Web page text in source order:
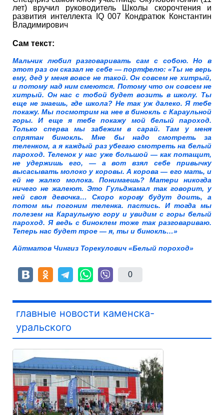
лет) вручил руководитель Школы скорочтения и
развития интеллекта IQ 007 Кондратюк Константин
Владимирович
Сам текст:
Мальчик любил разговаривать сам с собою. Но в
этот раз он сказал не себе — портфелю: «Ты не верь
ему, дед у меня вовсе не такой. Он совсем не хитрый,
и потому над ним смеются. Потому что он совсем не
хитрый. Он нас с тобой будет возить в школу. Ты
еще не знаешь, где школа? Не так уж далеко. Я тебе
покажу. Мы посмотрим на нее в бинокль с Караульной
горы. И еще я тебе покажу мой белый пароход.
Только сперва мы забежим в сарай. Там у меня
спрятан бинокль. Мне бы надо смотреть за
теленком, а я каждый раз убегаю смотреть на белый
пароход. Теленок у нас уже большой — как потащит,
не удержишь его, — а вот взял себе привычку
высасывать молоко у коровы. А корова — его мать, и
ей не жалко молока. Понимаешь? Матери никогда
ничего не жалеют. Это Гульджамал так говорит, у
ней своя девочка… Скоро корову будут доить, а
потом мы погоним теленка. пастись. И тогда мы
полезем на Караульную гору и увидим с горы белый
пароход. Я ведь с биноклем тоже так разговариваю.
Теперь нас будет трое — я, ты и бинокль…»
Айтматов Чингиз Торекулович «Белый пороход»
0
главные новости каменска-
уральского